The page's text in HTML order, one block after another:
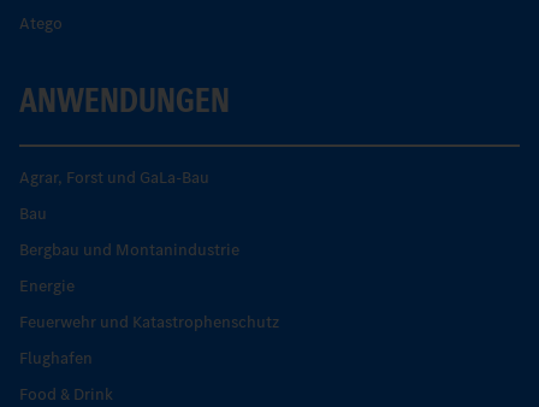
Atego
ANWENDUNGEN
Agrar, Forst und GaLa-Bau
Bau
Bergbau und Montanindustrie
Energie
Feuerwehr und Katastrophenschutz
Flughafen
Food & Drink